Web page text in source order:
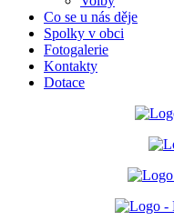
Co se u nás děje
Spolky v obci
Fotogalerie
Kontakty
Dotace